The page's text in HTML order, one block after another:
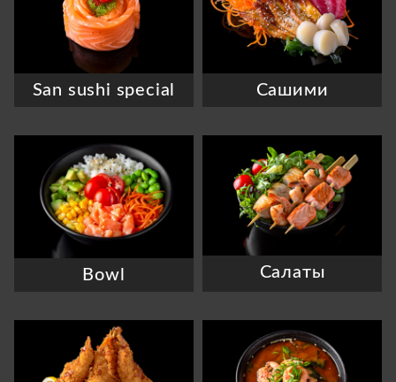
San sushi special Сашими
Bowl Салаты